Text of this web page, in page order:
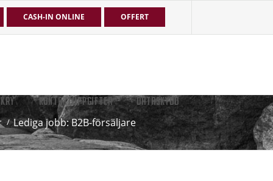
CASH-IN ONLINE OFFERT
KONTAKTUPPGIFTER DATASKYDD
Lediga jobb: B2B-försäljare